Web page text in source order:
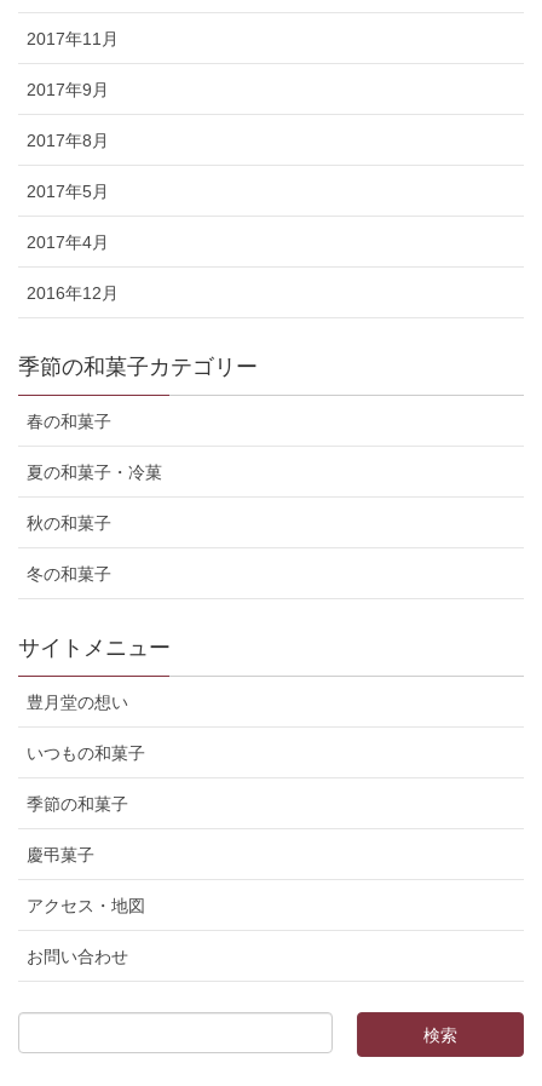
2017年11月
2017年9月
2017年8月
2017年5月
2017年4月
2016年12月
季節の和菓子カテゴリー
春の和菓子
夏の和菓子・冷菓
秋の和菓子
冬の和菓子
サイトメニュー
豊月堂の想い
いつもの和菓子
季節の和菓子
慶弔菓子
アクセス・地図
お問い合わせ